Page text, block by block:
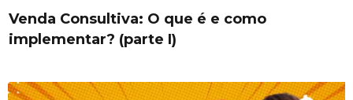
Venda Consultiva: O que é e como
implementar? (parte I)